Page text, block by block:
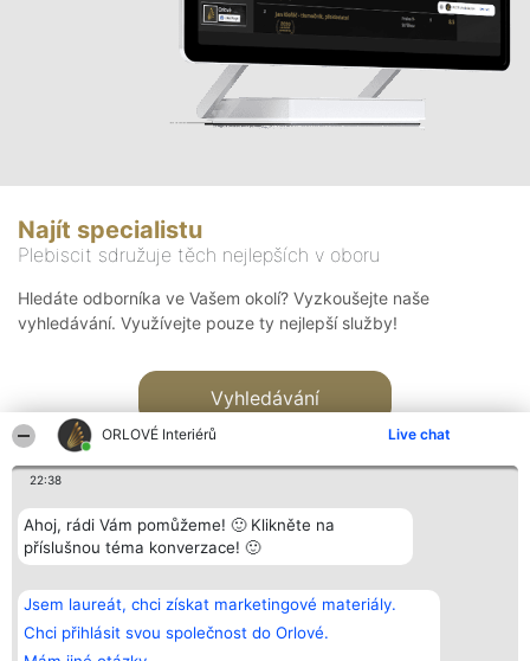
ORLOVÉ Interiérů Live chat
22:38
Ahoj, rádi Vám pomůžeme! 🙂 Klikněte na
příslušnou téma konverzace! 🙂
Jsem laureát, chci získat marketingové materiály.
Chci přihlásit svou společnost do Orlové.
Najít specialistu
Plebiscit sdružuje těch nejlepších v oboru
Hledáte odborníka ve Vašem okolí? Vyzkoušejte naše
vyhledávání. Využívejte pouze ty nejlepší služby!
Vyhledávání
Bright Side Solutions sp. z o.
o. sp. k.
ul. Ruska 22
Wrocław 50-079
Vítězové
Seznam všech
laureátů
Zásady
Kontakt